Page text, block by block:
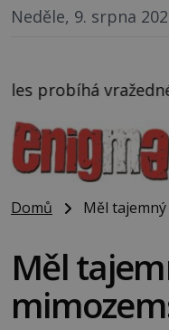
Neděle, 9. srpna
Domů Měl
Měl